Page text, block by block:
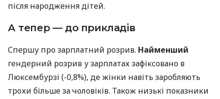
після народження дітей.
А тепер — до прикладів
Спершу про зарплатний розрив. Найменший
гендерний розрив у зарплатах зафіксовано в
Люксембурзі (-0,8%), де жінки навіть заробляють
трохи більше за чоловіків. Також низькі показники